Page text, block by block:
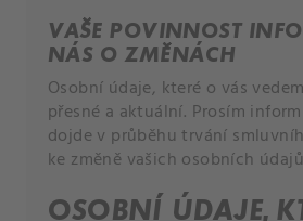
VAŠE POVINNOST
NÁS O ZMĚNÁCH
Osobní údaje, které o vás
přesné a aktuální. Prosím
dojde v průběhu trvání
ke změně vašich osobních
OSOBNÍ ÚDAJE,